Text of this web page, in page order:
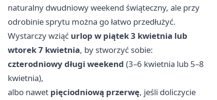
naturalny dwudniowy weekend świąteczny, ale przy
odrobinie sprytu można go łatwo przedłużyć.
Wystarczy wziąć urlop w piątek 3 kwietnia lub
wtorek 7 kwietnia, by stworzyć sobie:
czterodniowy długi weekend (3–6 kwietnia lub 5–8
kwietnia),
albo nawet pięciodniową przerwę, jeśli doliczycie